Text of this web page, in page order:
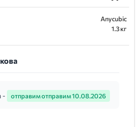
Anycubic
1.3 кг
- отправим отправим 10.08.2026